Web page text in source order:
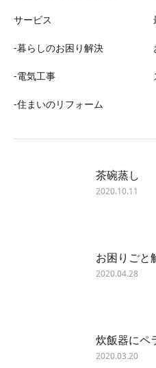
サービス
-暮らしのお困り解決
-電気工事
-住まいのリフォーム
茶碗蒸し
2020.10.11
お困りごと
2020.04.28
炊飯器にペ
2020.03.20